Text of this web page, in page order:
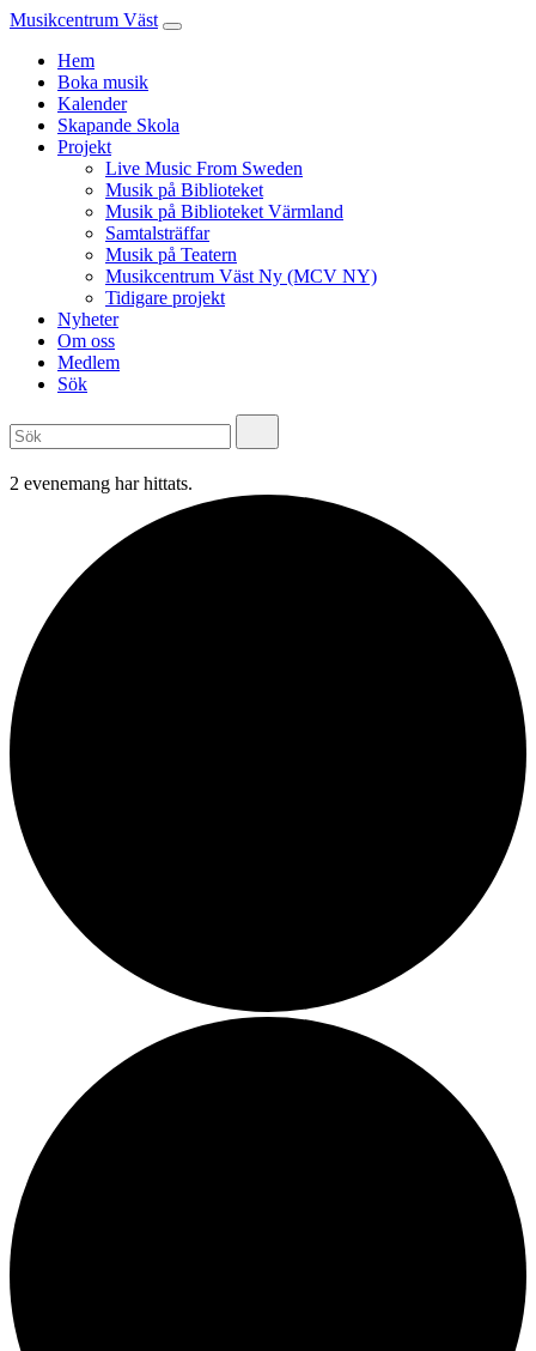
Musikcentrum Väst
Hem
Boka musik
Kalender
Skapande Skola
Projekt
Live Music From Sweden
Musik på Biblioteket
Musik på Biblioteket Värmland
Samtalsträffar
Musik på Teatern
Musikcentrum Väst Ny (MCV NY)
Tidigare projekt
Nyheter
Om oss
Medlem
Sök
2 evenemang har hittats.